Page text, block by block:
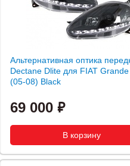
Альтернативная оптика
Dectane Dlite для FIAT
(05-08) Black
69 000